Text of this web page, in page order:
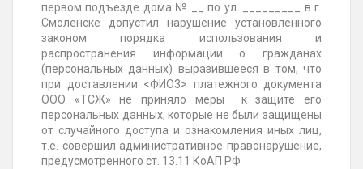
первом подъезде дома № __ по ул. _________ в г.
Смоленске допустил нарушение установленного
законом порядка использования и
распространения информации о гражданах
(персональных данных) выразившееся в том, что
при доставлении <ФИО3> платежного документа
ООО «ТСЖ» не приняло меры к защите его
персональных данных, которые не были защищены
от случайного доступа и ознакомления иных лиц,
т.е. совершил административное правонарушение,
предусмотренного ст. 13.11 КоАП РФ